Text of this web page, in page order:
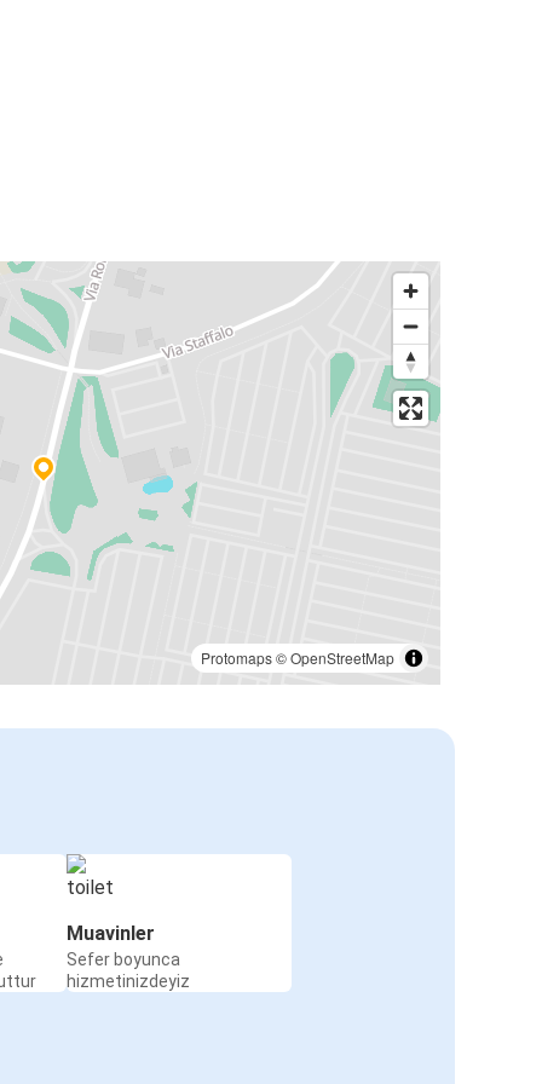
Protomaps©OpenStreetMap
Muavinler
Sefer boyunca
hizmetinizdeyiz